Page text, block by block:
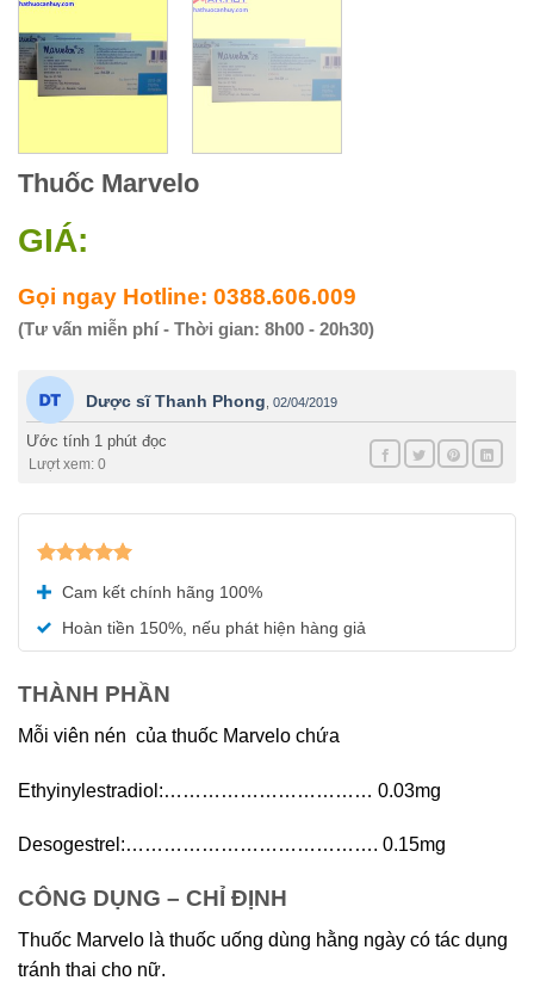
Thuốc Marvelo
GIÁ:
Gọi ngay Hotline: 0388.606.009
(Tư vấn miễn phí - Thời gian: 8h00 - 20h30)
Dược sĩ Thanh Phong 02/04/2019
Ước tính 1 phút đọc
Lượt xem: 0
Được xếp
hạng5.00
5 sao
Cam kết chính hãng 100%
Hoàn tiền 150%, nếu phát hiện hàng giả
THÀNH PHẦN
Mỗi viên nén của thuốc Marvelo chứa
Ethyinylestradiol:…………………………… 0.03mg
Desogestrel:…………………………………. 0.15mg
CÔNG DỤNG – CHỈ ĐỊNH
Thuốc Marvelo là thuốc uống dùng hằng ngày có tác dụng
tránh thai cho nữ.